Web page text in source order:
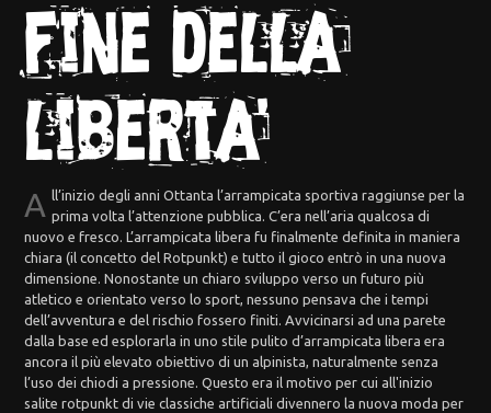
fine della
liberta'
A ll’inizio degli anni Ottanta l’arrampicata sportiva raggiunse per la
prima volta l’attenzione pubblica. C’era nell’aria qualcosa di
nuovo e fresco. L’arrampicata libera fu finalmente definita in maniera
chiara (il concetto del Rotpunkt) e tutto il gioco entrò in una nuova
dimensione. Nonostante un chiaro sviluppo verso un futuro più
atletico e orientato verso lo sport, nessuno pensava che i tempi
dell’avventura e del rischio fossero finiti. Avvicinarsi ad una parete
dalla base ed esplorarla in uno stile pulito d’arrampicata libera era
ancora il più elevato obiettivo di un alpinista, naturalmente senza
l’uso dei chiodi a pressione. Questo era il motivo per cui all'inizio
salite rotpunkt di vie classiche artificiali divennero la nuova moda per